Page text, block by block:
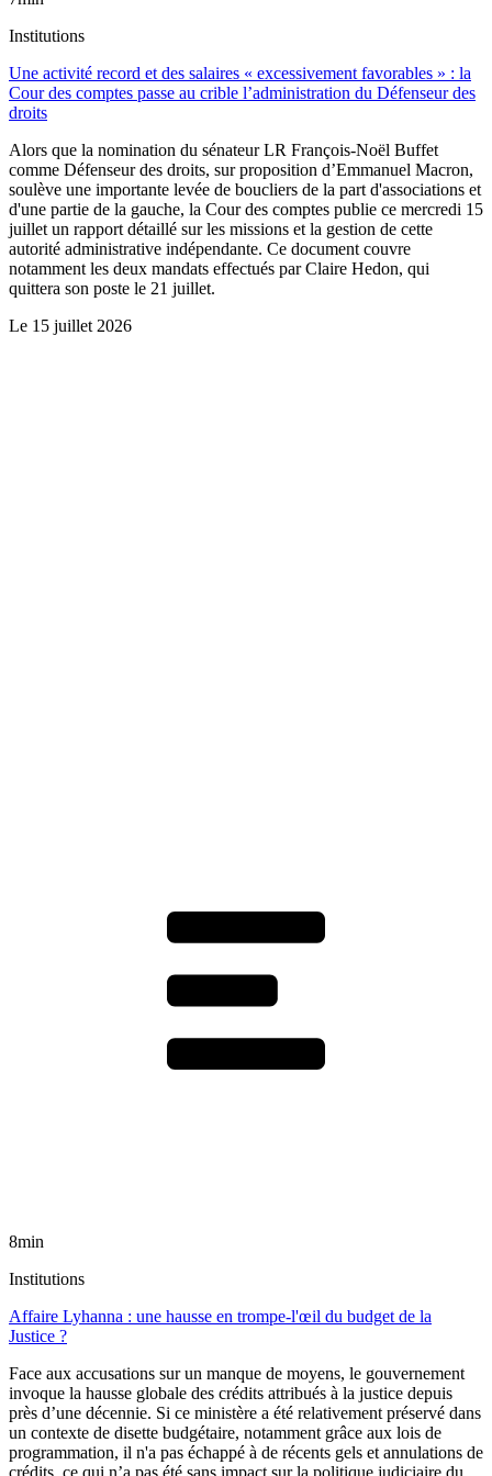
Institutions
Une activité record et des salaires « excessivement favorables » : la
Cour des comptes passe au crible l’administration du Défenseur des
droits
Alors que la nomination du sénateur LR François-Noël Buffet
comme Défenseur des droits, sur proposition d’Emmanuel Macron,
soulève une importante levée de boucliers de la part d'associations et
d'une partie de la gauche, la Cour des comptes publie ce mercredi 15
juillet un rapport détaillé sur les missions et la gestion de cette
autorité administrative indépendante. Ce document couvre
notamment les deux mandats effectués par Claire Hedon, qui
quittera son poste le 21 juillet.
Le 15 juillet 2026
8min
Institutions
Affaire Lyhanna : une hausse en trompe-l'œil du budget de la
Justice ?
Face aux accusations sur un manque de moyens, le gouvernement
invoque la hausse globale des crédits attribués à la justice depuis
près d’une décennie. Si ce ministère a été relativement préservé dans
un contexte de disette budgétaire, notamment grâce aux lois de
programmation, il n'a pas échappé à de récents gels et annulations de
crédits, ce qui n’a pas été sans impact sur la politique judiciaire du